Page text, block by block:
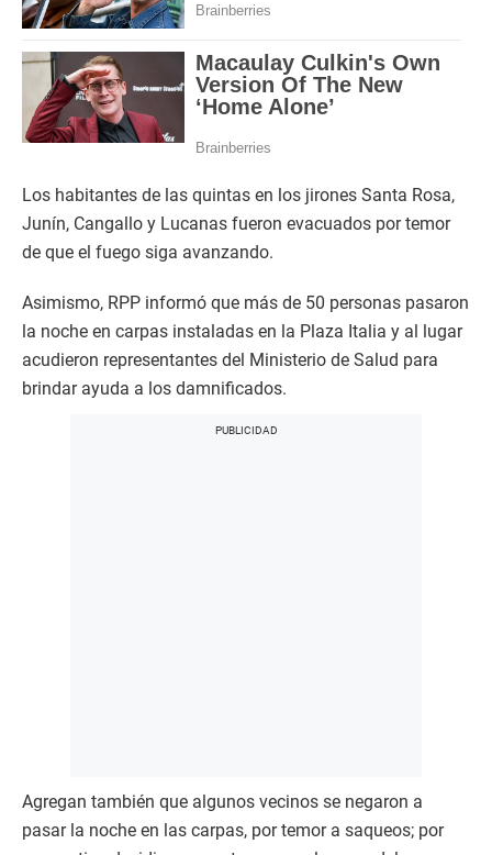
Los habitantes de las quintas en los jirones Santa Rosa,
Junín, Cangallo y Lucanas fueron evacuados por temor
de que el fuego siga avanzando.
Asimismo, RPP informó que más de 50 personas pasaron
la noche en carpas instaladas en la Plaza Italia y al lugar
acudieron representantes del Ministerio de Salud para
brindar ayuda a los damnificados.
Agregan también que algunos vecinos se negaron a
pasar la noche en las carpas, por temor a saqueos; por